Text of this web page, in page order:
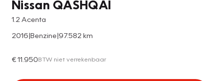
Nissan QASHQAI
1.2 Acenta
2016|Benzine|97.582 km
€ 11.950BTW niet verrekenbaar